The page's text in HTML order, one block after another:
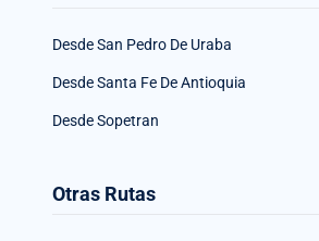
Desde San Pedro De Uraba
Desde Santa Fe De Antioquia
Desde Sopetran
Otras Rutas